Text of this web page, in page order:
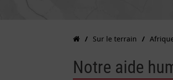
Sur le terrain
Notre aide